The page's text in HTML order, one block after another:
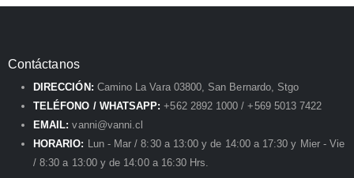
Contáctanos
DIRECCIÓN: Camino La Vara 03800, San Bernardo, Stgo
TELÉFONO / WHATSAPP: +562 2892 1000 / +569 5013 7422
EMAIL: vanni@vanni.cl
HORARIO: Lun - Mar / 8:30 a 13:00 y de 14:00 a 17:30 y Mier - Vie
/ 8:30 a 13:00 y de 14:00 a 16:30 Hrs.